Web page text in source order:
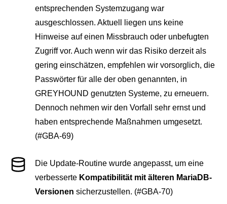
entsprechenden Systemzugang war
ausgeschlossen. Aktuell liegen uns keine
Hinweise auf einen Missbrauch oder unbefugten
Zugriff vor. Auch wenn wir das Risiko derzeit als
gering einschätzen, empfehlen wir vorsorglich, die
Passwörter für alle der oben genannten, in
GREYHOUND genutzten Systeme, zu erneuern.
Dennoch nehmen wir den Vorfall sehr ernst und
haben entsprechende Maßnahmen umgesetzt.
(#GBA-69)
Die Update-Routine wurde angepasst, um eine
verbesserte Kompatibilität mit älteren MariaDB-
Versionen sicherzustellen. (#GBA-70)